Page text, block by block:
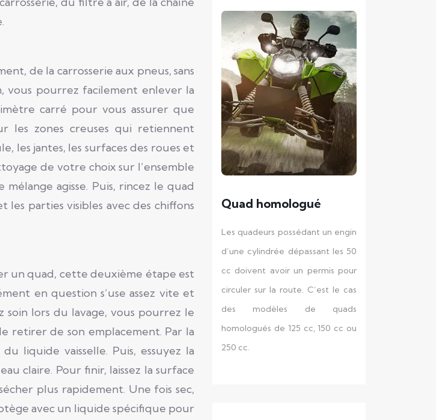
de la carrosserie aux pneus, sans
vous pourrez facilement enlever la
carré pour vous assurer que
les zones creuses qui retiennent
les jantes, les surfaces des roues et
de votre choix sur l’ensemble
agisse. Puis, rincez le quad
parties visibles avec des chiffons
un quad, cette deuxième étape est
en question s’use assez vite et
lors du lavage, vous pourrez le
retirer de son emplacement. Par la
liquide vaisselle. Puis, essuyez la
claire. Pour finir, laissez la surface
plus rapidement. Une fois sec,
avec un liquide spécifique pour
Quad homologué
Les quadeurs possédant un engin
d’une cylindrée dépassant les 50
cc doivent avoir un permis pour
circuler sur la route. C’est le cas
des modèles de quads
homologués de 125 cc, 150 cc ou
250 cc.